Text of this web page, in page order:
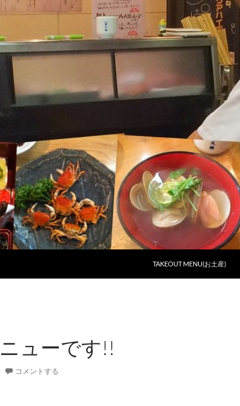
TAKEOUT MENU(お土産)
ューです!!
コメントする